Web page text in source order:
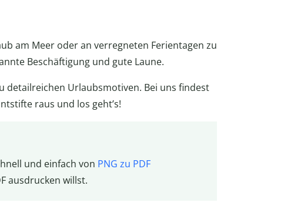
am Meer oder an verregneten Ferientagen zu
Beschäftigung und gute Laune.
detailreichen Urlaubsmotiven. Bei uns findest
raus und los geht’s!
und einfach von PNG zu PDF
ausdrucken willst.